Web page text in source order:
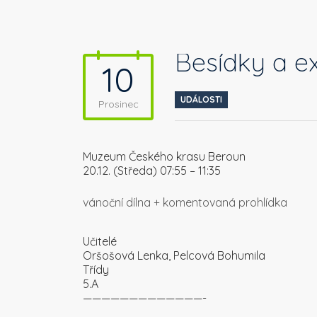
10
Prosinec
Besídky a
UDÁLOSTI
Muzeum Českého krasu Beroun
20.12. (Středa) 07:55 – 11:35
vánoční dílna + komentovaná prohlídka
Učitelé
Oršošová Lenka, Pelcová Bohumila
Třídy
5.A
—————————————-